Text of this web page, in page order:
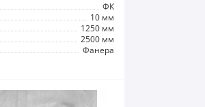
ФК
10 мм
1250 мм
2500 мм
Фанера